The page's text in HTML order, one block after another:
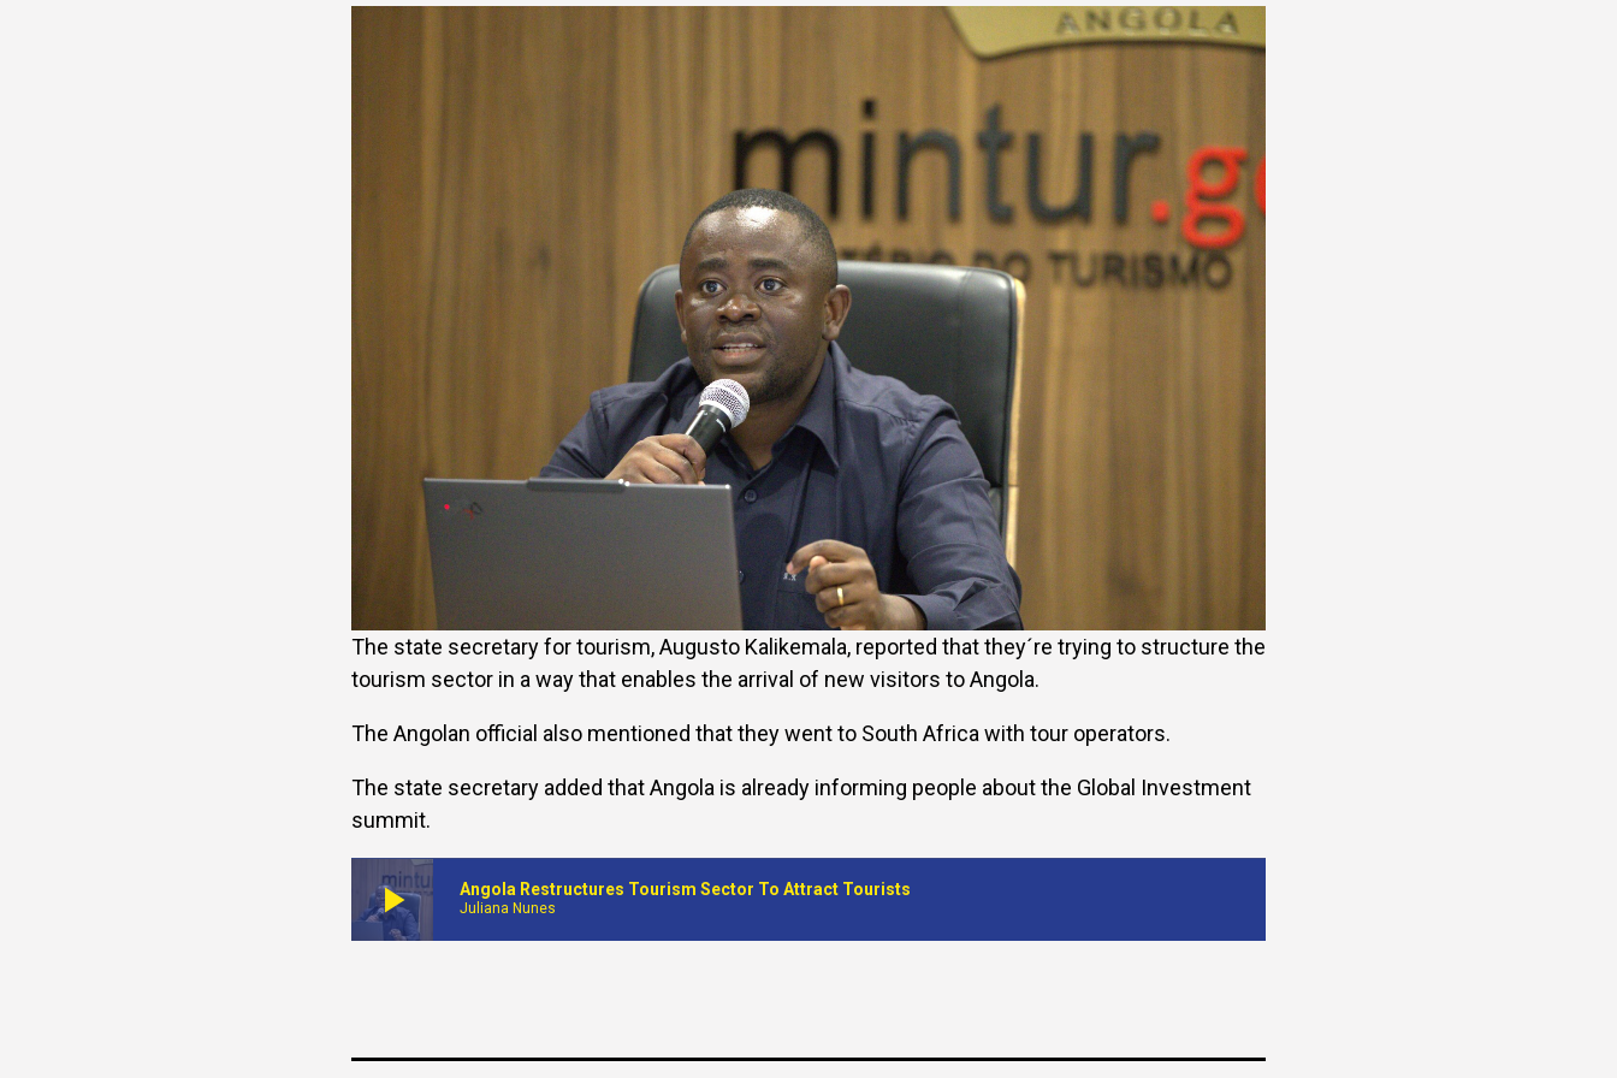
The state secretary for tourism, Augusto Kalikemala, reported that they´re trying to structure the
tourism sector in a way that enables the arrival of new visitors to Angola.
The Angolan official also mentioned that they went to South Africa with tour operators.
The state secretary added that Angola is already informing people about the Global Investment
summit.
play_arrow Angola Restructures Tourism Sector To Attract Tourists
Juliana Nunes